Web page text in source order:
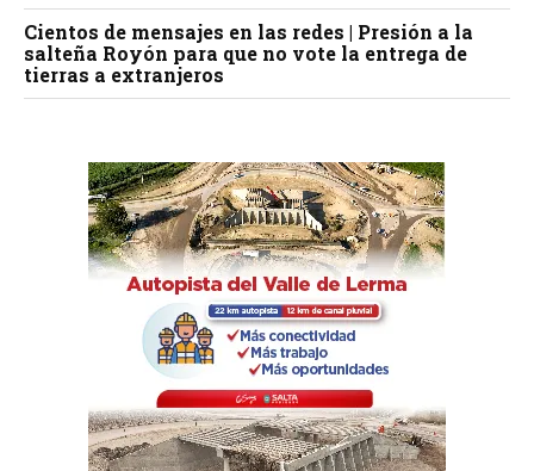
Cientos de mensajes en las redes | Presión a la
salteña Royón para que no vote la entrega de
tierras a extranjeros